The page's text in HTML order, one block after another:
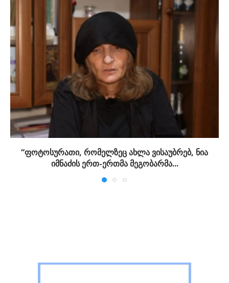
“ფოტოსურათი, რომელზეც ახლა ვისაუბრებ, ნია
იმნაძის ერთ-ერთმა მეგობარმა...